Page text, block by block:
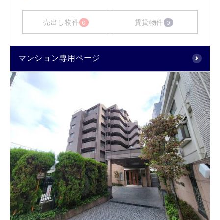
売出し物件 0 賃貸物件 0
マンション専用ページ